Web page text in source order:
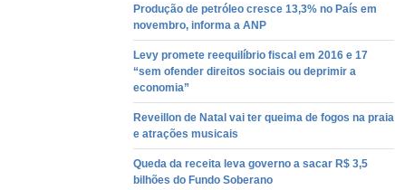
Produção de petróleo cresce 13,3% no País em
novembro, informa a ANP
Levy promete reequilíbrio fiscal em 2016 e 17
“sem ofender direitos sociais ou deprimir a
economia”
Reveillon de Natal vai ter queima de fogos na praia
e atrações musicais
Queda da receita leva governo a sacar R$ 3,5
bilhões do Fundo Soberano